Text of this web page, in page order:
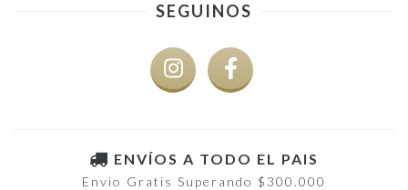
SEGUINOS
ENVÍOS A TODO EL PAIS
Envio Gratis Superando $300.000